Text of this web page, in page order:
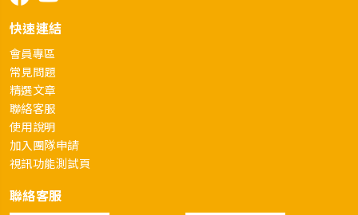
快速連結
會員專區
常見問題
精選文章
聯絡客服
使用說明
加入團隊申請
視訊功能測試頁
聯絡客服